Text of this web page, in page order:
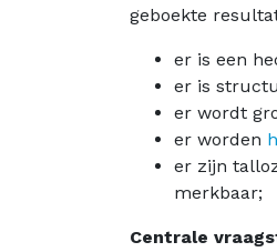
geboekte
er is een
er is
er wordt
er worden
er zijn
merkbaar;
Centrale